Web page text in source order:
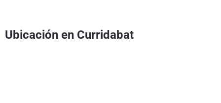
Ubicación en Curridabat